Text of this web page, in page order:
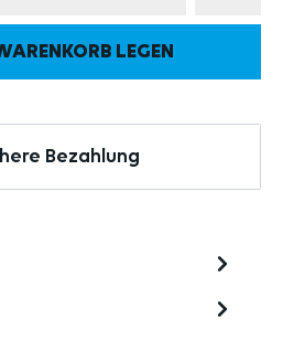
LEGEN
Bezahlung